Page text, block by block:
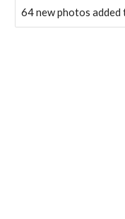
64 new photos added